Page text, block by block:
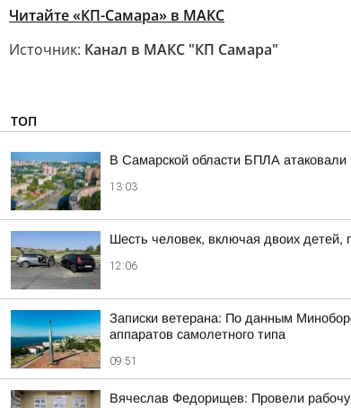
Читайте «КП-Самара» в МАКС
Источник: Канал в МАКС "КП Самара"
ТОП
В Самарской области БПЛА
13:03
Шесть человек, включая двоих
12:06
Записки ветерана: По данным
аппаратов самолетного типа
09:51
Вячеслав Федорищев: Провели